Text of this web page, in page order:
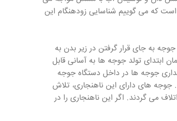
که می گوییم شناسایی زودهنگام این
به جای قرار گرفتن در زیر بدن به
ابتدای تولد جوجه ها به آسانی قابل
جوجه ها در داخل دستگاه جوجه
های دارای این ناهنجاری، تلاش
می گردند. اگر این ناهنجاری را در